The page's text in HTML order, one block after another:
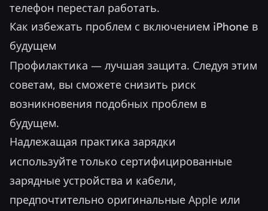
телефон перестал работать.
Как избежать проблем с включением iPhone в
будущем
Профилактика — лучшая защита. Следуя этим
советам, вы сможете снизить риск
возникновения подобных проблем в
будущем.
Надлежащая практика зарядки
используйте только сертифицированные
зарядные устройства и кабели,
предпочтительно оригинальные Apple или